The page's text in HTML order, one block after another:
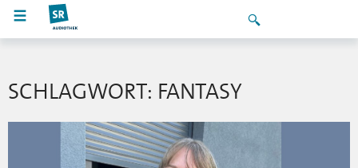
SCHLAGWORT: FANTASY